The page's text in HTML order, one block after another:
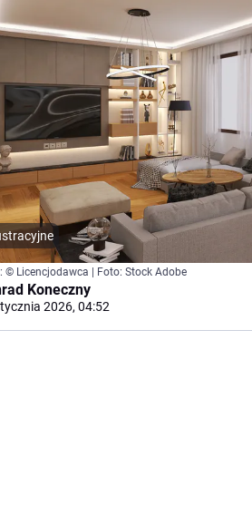
© Licencjodawca | Foto: Stock Adobe
Koneczny
2026, 04:52